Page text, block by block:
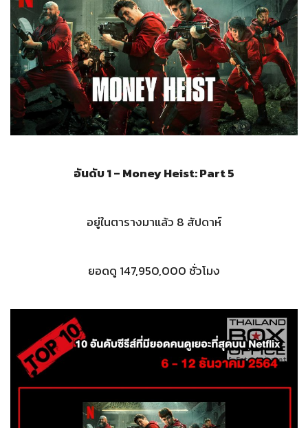
อันดับ 1 – Money Heist: Part 5
อยู่ในตารางมาแล้ว 8 สัปดาห์
ยอดดู 147,950,000 ชั่วโมง